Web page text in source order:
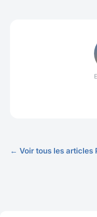
← Voir tous les articles